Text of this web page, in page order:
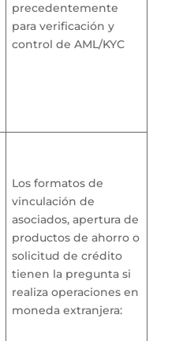
precedentemente
para verificación y
control de AML/KYC
Los formatos de
vinculación de
asociados, apertura de
productos de ahorro o
solicitud de crédito
tienen la pregunta si
realiza operaciones en
moneda extranjera: